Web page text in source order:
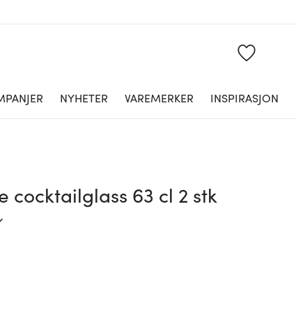
NYHETER VAREMERKER INSPIRASJON
cocktailglass 63 cl 2 stk